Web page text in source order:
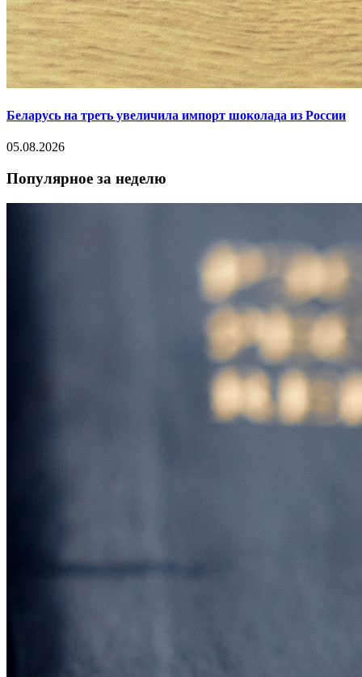
Беларусь на треть увеличила импорт шоколада из России
05.08.2026
Популярное за неделю